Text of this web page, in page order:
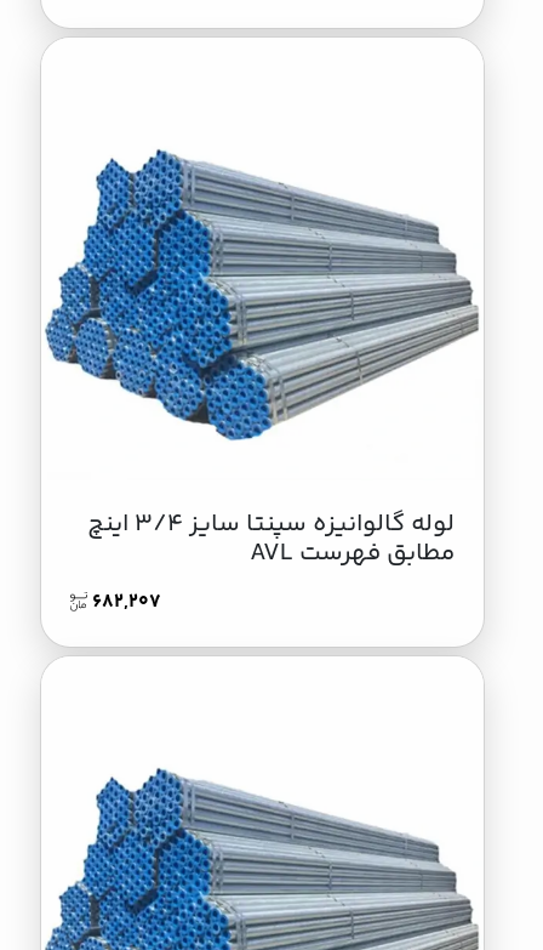
لوله گالوانیزه سپنتا سایز 3/4 اینچ
مطابق فهرست AVL
682,207